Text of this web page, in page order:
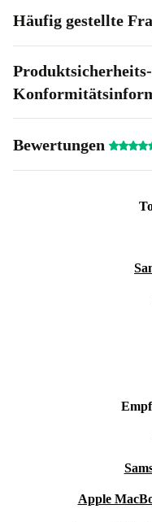
Häufig gestellte
Bewertungen
Apple